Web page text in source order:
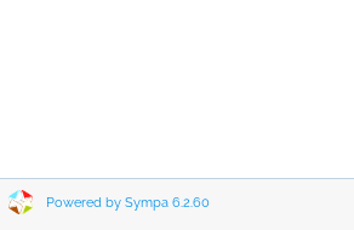
Powered by Sympa 6.2.60